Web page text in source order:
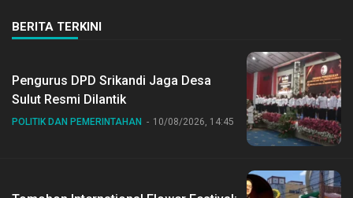
BERITA TERKINI
Pengurus DPD Srikandi Jaga Desa
Sulut Resmi Dilantik
POLITIK DAN PEMERINTAHAN 10/08/2026, 14:45